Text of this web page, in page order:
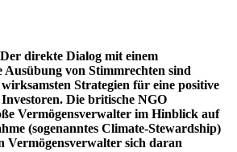
Der direkte Dialog mit einem
von Stimmrechten sind
Strategien für eine positive
Die britische NGO
Vermögensverwalter im Hinblick auf
(sogenanntes Climate-Stewardship)
Vermögensverwalter sich daran